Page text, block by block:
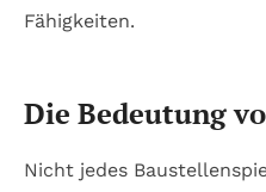
Fähigkeiten.
Die Bedeutung
Nicht jedes